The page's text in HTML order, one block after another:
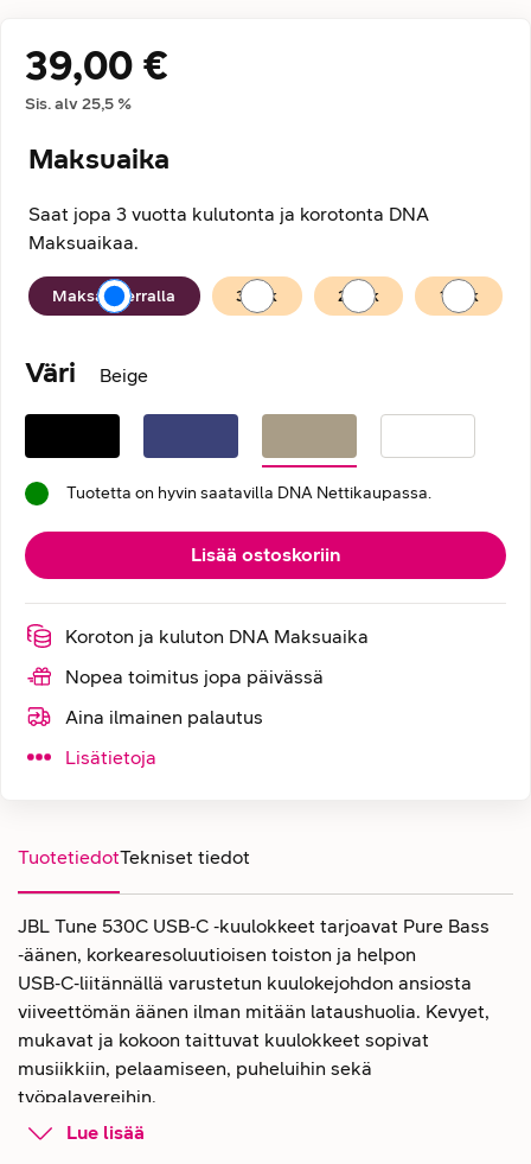
Hintatiedot
39,00 €
Sis. alv25,5 %
Maksuaika
Saat jopa 3 vuotta kulutonta ja korotonta DNA
Maksuaikaa.
Maksuaika
Maksan kerralla 36 kk 24 kk 12 kk
Väri Beige
Tuotetta on hyvin saatavilla DNA Nettikaupassa.
Lisää ostoskoriin
Koroton ja kuluton DNA Maksuaika
Nopea toimitus jopa päivässä
Aina ilmainen palautus
Lisätietoja
TuotetiedotTekniset tiedot
JBL Tune 530C USB‑C ‑kuulokkeet tarjoavat Pure Bass
‑äänen, korkearesoluutioisen toiston ja helpon
USB‑C‑liitännällä varustetun kuulokejohdon ansiosta
viiveettömän äänen ilman mitään lataushuolia. Kevyet,
mukavat ja kokoon taittuvat kuulokkeet sopivat
musiikkiin, pelaamiseen, puheluihin sekä
työpalavereihin.
JBL Tune 530C -kuulokkeet
Lue lisää